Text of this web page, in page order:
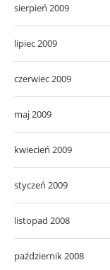
sierpień 2009
lipiec 2009
czerwiec 2009
maj 2009
kwiecień 2009
styczeń 2009
listopad 2008
październik 2008